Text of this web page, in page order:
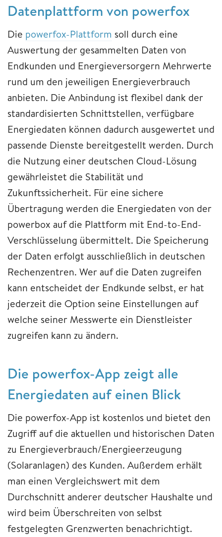
Datenplattform von powerfox
Die powerfox-Plattform soll durch eine
Auswertung der gesammelten Daten von
Endkunden und Energieversorgern Mehrwerte
rund um den jeweiligen Energieverbrauch
anbieten. Die Anbindung ist flexibel dank der
standardisierten Schnittstellen, verfügbare
Energiedaten können dadurch ausgewertet und
passende Dienste bereitgestellt werden. Durch
die Nutzung einer deutschen Cloud-Lösung
gewährleistet die Stabilität und
Zukunftssicherheit. Für eine sichere
Übertragung werden die Energiedaten von der
powerbox auf die Plattform mit End-to-End-
Verschlüsselung übermittelt. Die Speicherung
der Daten erfolgt ausschließlich in deutschen
Rechenzentren. Wer auf die Daten zugreifen
kann entscheidet der Endkunde selbst, er hat
jederzeit die Option seine Einstellungen auf
welche seiner Messwerte ein Dienstleister
zugreifen kann zu ändern.
Die powerfox-App zeigt alle
Energiedaten auf einen Blick
Die powerfox-App ist kostenlos und bietet den
Zugriff auf die aktuellen und historischen Daten
zu Energieverbrauch/Energieerzeugung
(Solaranlagen) des Kunden. Außerdem erhält
man einen Vergleichswert mit dem
Durchschnitt anderer deutscher Haushalte und
wird beim Überschreiten von selbst
festgelegten Grenzwerten benachrichtigt.